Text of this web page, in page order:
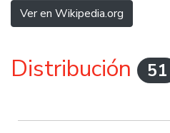
Ver en Wikipedia.org
Distribución 51